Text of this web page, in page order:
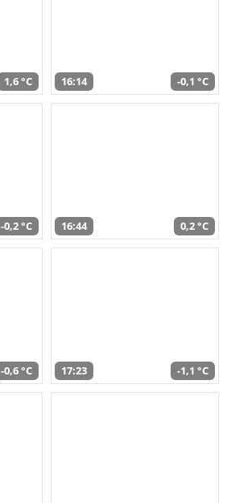
1,6 °C 16:14 -0,1 °C
-0,2 °C 16:44 0,2 °C
-0,6 °C 17:23 -1,1 °C